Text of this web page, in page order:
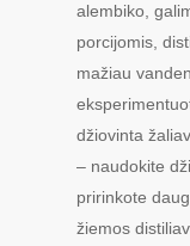
alembiko,
porcijomis,
mažiau
džiovinta
– naudokite
pririnkote
žiemos